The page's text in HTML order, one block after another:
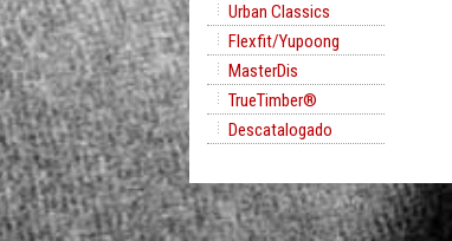
Urban Classics
Flexfit/Yupoong
MasterDis
TrueTimber®
Descatalogado